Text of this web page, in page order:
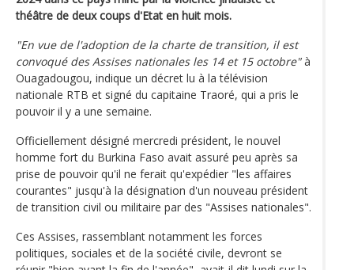
théâtre de deux coups d'Etat en huit mois.
"En vue de l'adoption de la charte de transition, il est
convoqué des Assises nationales les 14 et 15 octobre"à
Ouagadougou, indique un décret lu à la télévision
nationale RTB et signé du capitaine Traoré, qui a pris le
pouvoir il y a une semaine.
Officiellement désigné mercredi président, le nouvel
homme fort du Burkina Faso avait assuré peu après sa
prise de pouvoir qu'il ne ferait qu'expédier "les affaires
courantes" jusqu'à la désignation d'un nouveau président
de transition civil ou militaire par des "Assises nationales".
Ces Assises, rassemblant notamment les forces
politiques, sociales et de la société civile, devront se